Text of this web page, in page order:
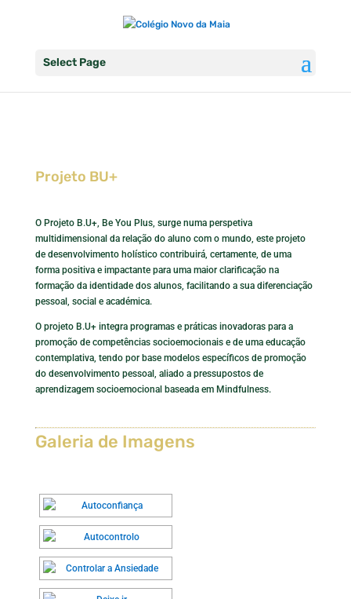
Select Page
Projeto BU+
O Projeto B.U+, Be You Plus, surge numa perspetiva
multidimensional da relação do aluno com o mundo, este projeto
de desenvolvimento holístico contribuirá, certamente, de uma
forma positiva e impactante para uma maior clarificação na
formação da identidade dos alunos, facilitando a sua diferenciação
pessoal, social e académica.
O projeto B.U+ integra programas e práticas inovadoras para a
promoção de competências socioemocionais e de uma educação
contemplativa, tendo por base modelos específicos de promoção
do desenvolvimento pessoal, aliado a pressupostos de
aprendizagem socioemocional baseada em Mindfulness.
Galeria de Imagens